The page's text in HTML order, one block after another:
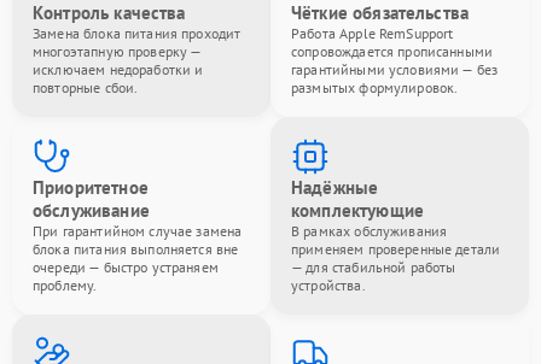
Контроль качества
Замена блока питания проходит
многоэтапную проверку —
исключаем недоработки и
повторные сбои.
Чёткие обязательства
Работа Apple RemSupport
сопровождается прописанными
гарантийными условиями — без
размытых формулировок.
Приоритетное
обслуживание
При гарантийном случае замена
блока питания выполняется вне
очереди — быстро устраняем
проблему.
Надёжные
комплектующие
В рамках обслуживания
применяем проверенные детали
— для стабильной работы
устройства.